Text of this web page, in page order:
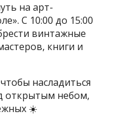
на арт-
С 10:00 до 15:00
винтажные
книги и
насладиться
открытым небом,
☀️